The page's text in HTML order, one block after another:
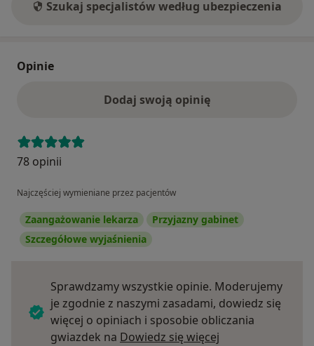
Szukaj specjalistów według ubezpieczenia
Opinie
Dodaj swoją opinię
78 opinii
Najczęściej wymieniane przez pacjentów
Zaangażowanie lekarza
Przyjazny gabinet
Szczegółowe wyjaśnienia
Sprawdzamy wszystkie opinie. Moderujemy
je zgodnie z naszymi zasadami, dowiedz się
więcej o opiniach i sposobie obliczania
gwiazdek na Dowiedz się więcej